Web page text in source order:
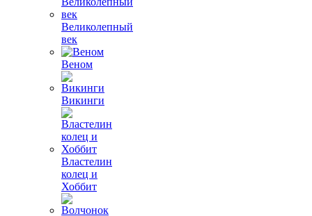
Великолепный
век
Веном
Викинги
Властелин
колец и
Хоббит